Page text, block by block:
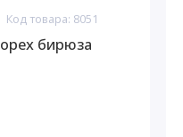
Код товара: 8051
бирюза